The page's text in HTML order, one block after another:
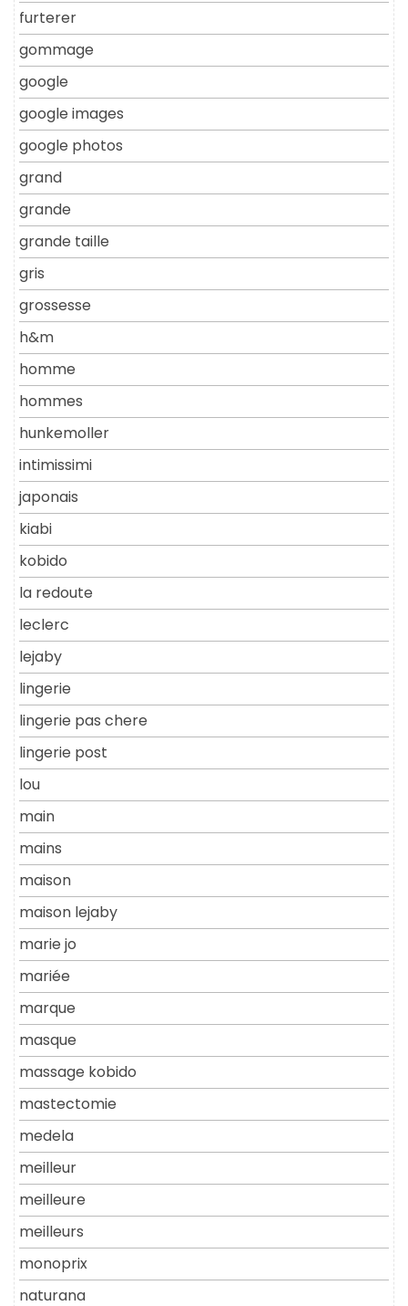
furterer
gommage
google
google images
google photos
grand
grande
grande taille
gris
grossesse
h&m
homme
hommes
hunkemoller
intimissimi
japonais
kiabi
kobido
la redoute
leclerc
lejaby
lingerie
lingerie pas chere
lingerie post
lou
main
mains
maison
maison lejaby
marie jo
mariée
marque
masque
massage kobido
mastectomie
medela
meilleur
meilleure
meilleurs
monoprix
naturana